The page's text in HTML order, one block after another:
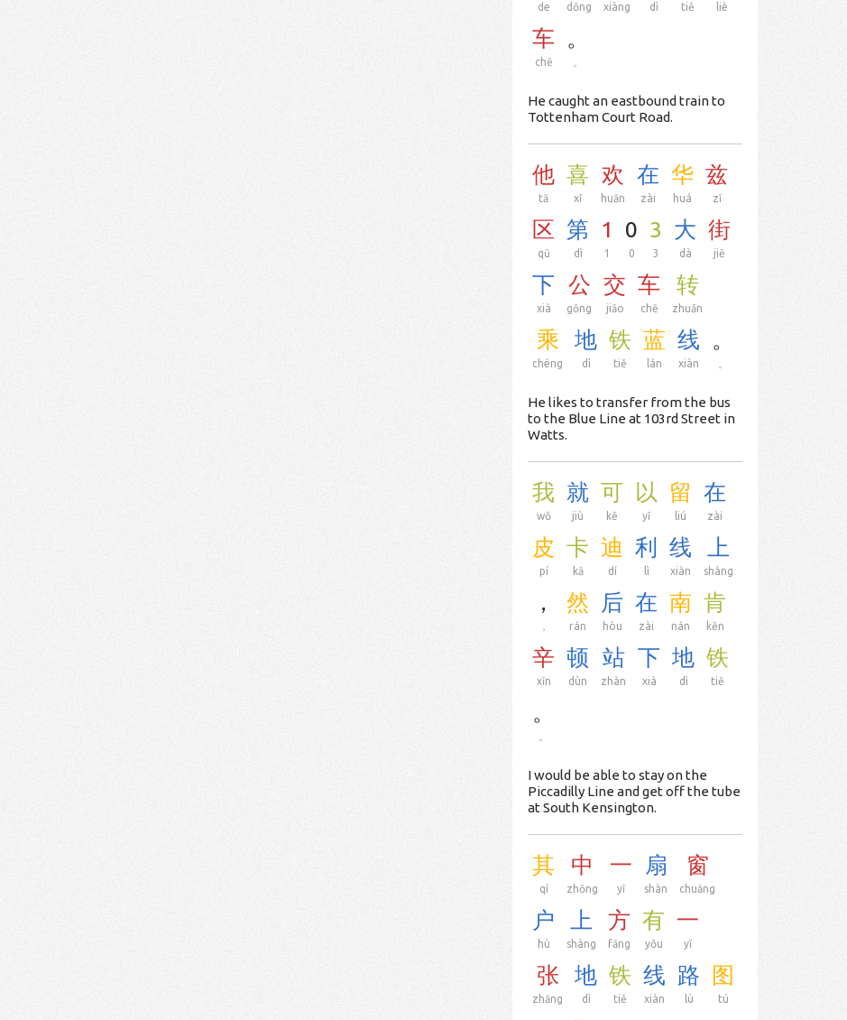
de dōng xiàng dì tiě liè
车
chē
。
He caught an eastbound train to
Tottenham Court Road.
他
tā
喜
xǐ
欢
huān
在
zài
华
huá
兹
zī
区
qū
第
dì
1
1
0
0
3
3
大
dà
街
jiē
下
xià
公
gōng
交
jiāo
车
chē
转
zhuǎn
乘
chéng
地
dì
铁
tiě
蓝
lán
线
xiàn
。
He likes to transfer from the bus
to the Blue Line at 103rd Street in
Watts.
我
wǒ
就
jiù
可
kě
以
yǐ
留
liú
在
zài
皮
pí
卡
kǎ
迪
dí
利
lì
线
xiàn
上
shàng
，
，
然
rán
后
hòu
在
zài
南
nán
肯
kěn
辛
xīn
顿
dùn
站
zhàn
下
xià
地
dì
铁
tiě
。
I would be able to stay on the
Piccadilly Line and get off the tube
at South Kensington.
其
qí
中
zhōng
一
yī
扇
shàn
窗
chuāng
户
hù
上
shàng
方
fāng
有
yǒu
一
yī
张
zhāng
地
dì
铁
tiě
线
xiàn
路
lù
图
tú